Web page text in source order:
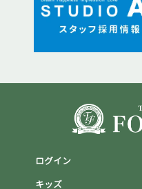
ログイン
キッズ